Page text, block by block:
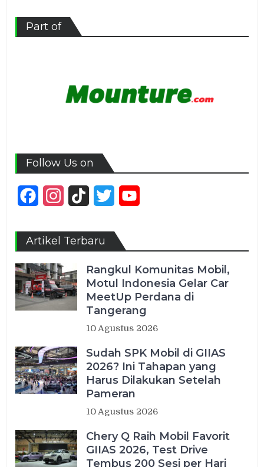
Part of
Follow Us on
FacebookInstagram
TikTok Twitter
Artikel Terbaru
Rangkul Komunitas Mobil,
Motul Indonesia Gelar Car
MeetUp Perdana di
Tangerang
10 Agustus 2026
Sudah SPK Mobil di GIIAS
2026? Ini Tahapan yang
Harus Dilakukan Setelah
Pameran
10 Agustus 2026
Chery Q Raih Mobil Favorit
GIIAS 2026, Test Drive
Tembus 200 Sesi per Hari